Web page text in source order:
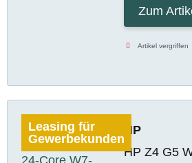
Zum
Artikel vergriffen
Leasing für
Gewerbekunden
HP
HP Z4 G5